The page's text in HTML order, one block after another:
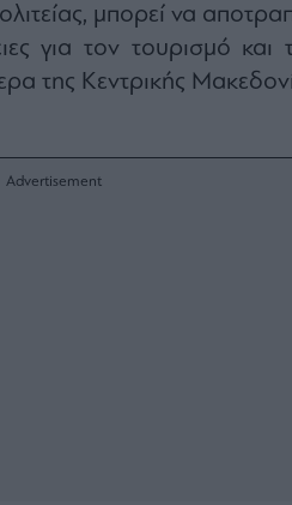
μπορεί να
για τον τουρισμό και
της Κεντρικής